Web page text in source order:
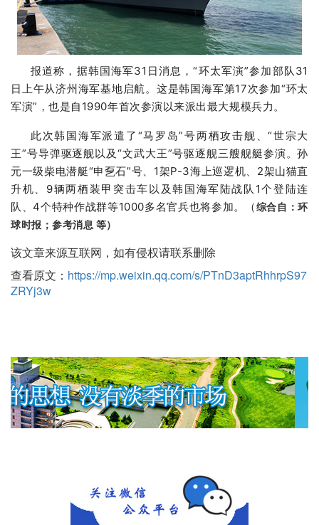
报道称，据韩国海军31日消息，“环太军演”参加部队31
日上午从济州海军基地启航。这是韩国海军第17次参加“环太
军演”，也是自1990年首次参演以来派出最大规模兵力。
此次韩国海军派遣了“马罗岛”号两栖攻击舰、“世宗大
王”号导弹驱逐舰以及“文武大王”号驱逐舰三艘舰艇参演。孙
元一级柴电潜艇“申乭石”号、1架P-3海上巡逻机、2架山猫直
升机、9辆两栖装甲突击车以及韩国海军陆战队1个登陆连
队、4个特种作战群等1000多名官兵也将参加。（综合自：环
球时报；参考消息 等）
该文章来源互联网，如有侵权请联系删除
查看原文： https://mp.weixin.qq.com/s/PTnD3aptRhhrpS97
ZRYj3w